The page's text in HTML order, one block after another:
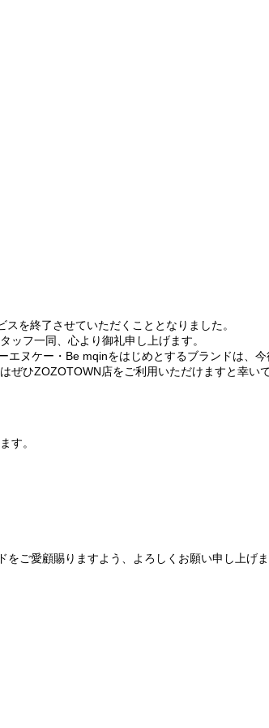
を終了させていただくこととなりました。
ッフ一同、心より御礼申し上げます。
ヌケー・Be mqinをはじめとするブランドは、
ぜひZOZOTOWN店をご利用いただけますと幸いで
す。
ご愛顧賜りますよう、よろしくお願い申し上げま